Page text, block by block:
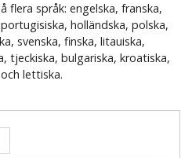
flera språk: engelska, franska,
holländska, polska,
svenska, finska, litauiska,
tjeckiska, bulgariska, kroatiska,
lettiska.